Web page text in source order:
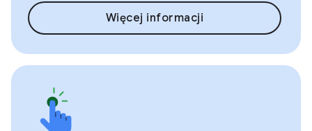
Więcej informacji